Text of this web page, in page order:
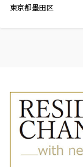
東京都墨田区